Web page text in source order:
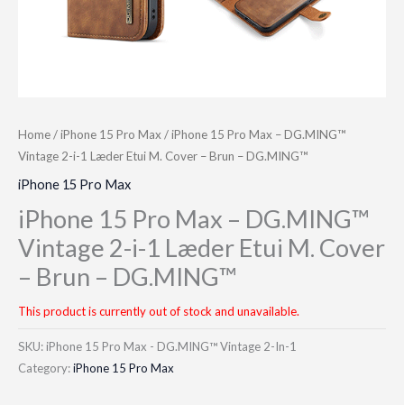
Home/iPhone 15 Pro Max / iPhone 15 Pro Max – DG.MING™
Vintage 2-i-1 Læder Etui M. Cover – Brun – DG.MING™
iPhone 15 Pro Max
iPhone 15 Pro Max – DG.MING™
Vintage 2-i-1 Læder Etui M. Cover
– Brun – DG.MING™
This product is currently out of stock and unavailable.
SKU: iPhone 15 Pro Max - DG.MING™ Vintage 2-In-1
Category:iPhone 15 Pro Max